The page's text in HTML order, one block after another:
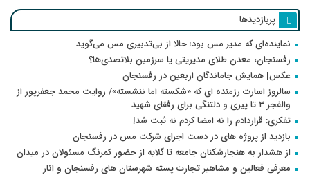
پربازدیدها
نماینده‌ای که مدیر مس بود؛ حالا از بی‌تدبیری مس می‌گوید
رفسنجان، معدن طلای مدیریتی یا سرزمین بلاتصدی‌ها؟
عکس| همایش جاماندگان اربعین در رفسنجان
سالروز اسارت رزمنده ای که «شکسته اما ننشسته»/ روایت محمد جعفرپور از
والفجر ۳ تا پیری و دلتنگی برای رفقای شهید
تفکری: قراردادم را نه امضا کردم نه ثبت شد!
بازدید از پروژه های در دست اجرای شرکت مس در رفسنجان
از هشدار به هنجارشکنان جامعه تا گلایه از حضور کمرنگ مسئولان در میدان
معرفی فعالین و مشاهیر تجارت پسته شهرستان های رفسنجان و انار